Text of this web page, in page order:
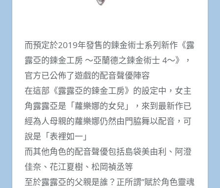
而預定於2019年發售的鍊金術士系列新作《露
露亞的鍊金工房 ～亞蘭德之鍊金術士 4～》，
官方已公佈了遊戲的配音聲優陣容
在這部《露露亞的鍊金工房》的設定中，女主
角露露亞是「蘿樂娜的女兒」，來到最新作已
經為人母親的蘿樂娜仍然由門脇舞以配音，可
說是「表裡如一」
而其他角色的配音聲優包括島袋美由利、阿澄
佳奈、花江夏樹、松岡禎丞等
至於露露亞的父親是誰？正所謂”賦於角色靈魂